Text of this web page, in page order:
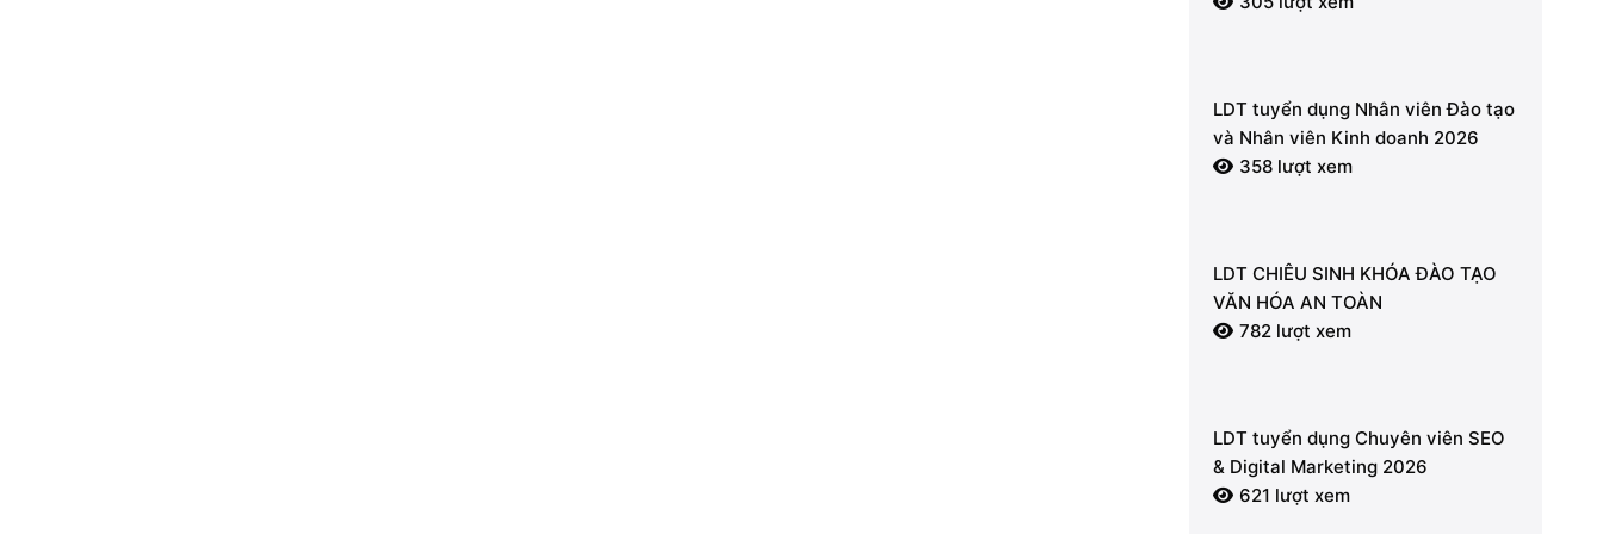
LDT tuyển dụng Nhân viên Đào tạo
và Nhân viên Kinh doanh 2026
358 lượt xem
LDT CHIÊU SINH KHÓA ĐÀO TẠO
VĂN HÓA AN TOÀN
782 lượt xem
LDT tuyển dụng Chuyên viên SEO
& Digital Marketing 2026
621 lượt xem